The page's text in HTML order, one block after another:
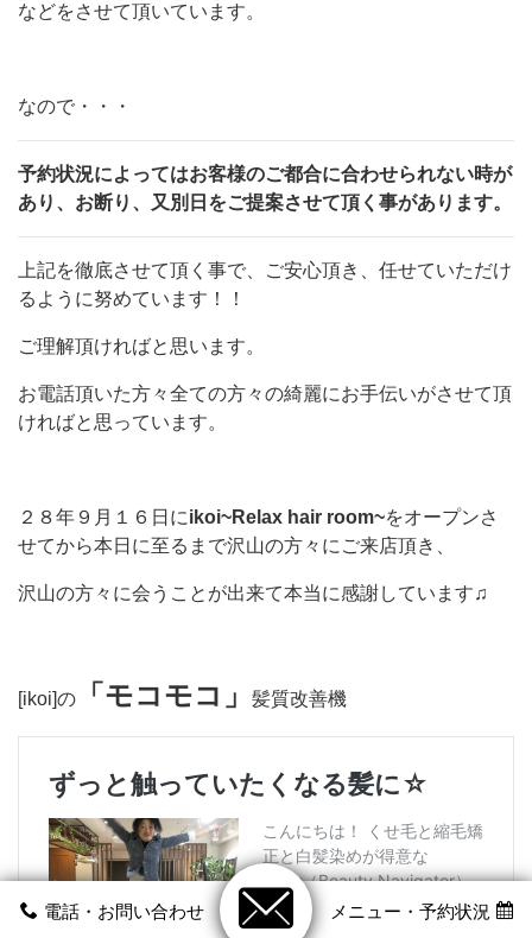
電話・お問い合わせ メニュー・予約状況
などをさせて頂いています。
なので・・・
予約状況によってはお客様のご都合に合わせられない時が
あり、お断り、又別日をご提案させて頂く事があります。
上記を徹底させて頂く事で、ご安心頂き、任せていただけ
るように努めています！！
ご理解頂ければと思います。
お電話頂いた方々全ての方々の綺麗にお手伝いがさせて頂
ければと思っています。
２８年９月１６日にikoi~Relax hair room~をオープンさ
せてから本日に至るまで沢山の方々にご来店頂き、
沢山の方々に会うことが出来て本当に感謝しています♫
[ikoi]の 「モコモコ」 髪質改善機